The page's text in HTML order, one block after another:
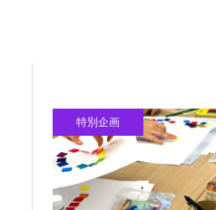
特別企画